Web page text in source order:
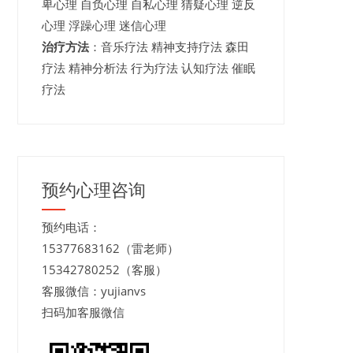
卑心理 自负心理 自私心理 猜疑心理 逆反
心理 浮躁心理 迷信心理
治疗方法：音乐疗法 精神支持疗法 森田
疗法 精神分析法 行为疗法 认知疗法 催眠
疗法
预约心理咨询
预约电话：
15377683162（雷老师）
15342780252（客服）
客服微信：yujianvs
扫码加客服微信